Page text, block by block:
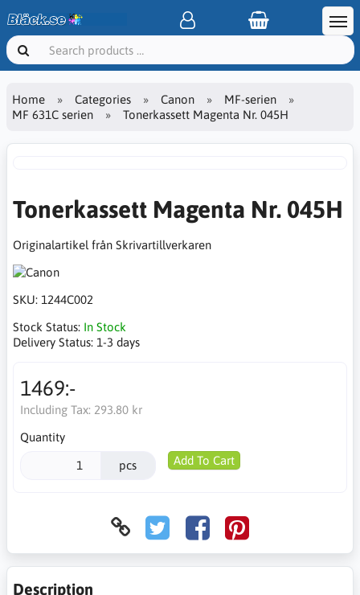
Home Categories Canon
MF-serien
MF 631C serien
Tonerkassett Magenta Nr. 045H
Tonerkassett Magenta Nr. 045H
Originalartikel från Skrivartillverkaren
SKU: 1244C002
Stock Status: In Stock
Delivery Status: 1-3 days
1469:-
Including Tax: 293.80 kr
Quantity
pcs Add To Cart
Description